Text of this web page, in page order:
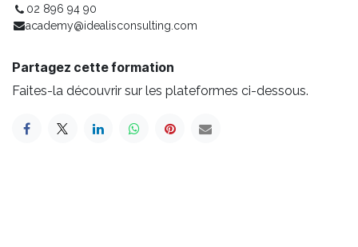
02 896 94 90
academy@idealisconsulting.com
Partagez cette formation
Faites-la découvrir sur les plateformes ci-dessous.